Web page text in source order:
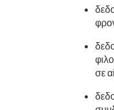
σε